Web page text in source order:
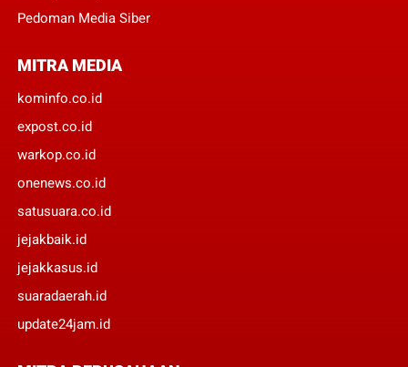
Pedoman Media Siber
MITRA MEDIA
kominfo.co.id
expost.co.id
warkop.co.id
onenews.co.id
satusuara.co.id
jejakbaik.id
jejakkasus.id
suaradaerah.id
update24jam.id